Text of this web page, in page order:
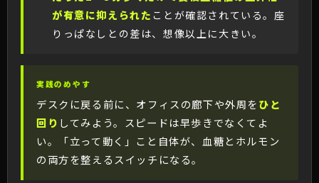
が有意に抑えられた ことが確認されている。座
りっぱなしとの差は、想像以上に大きい。
実践のめやす
デスクに戻る前に、オフィスの廊下や外周をひと
回り してみよう。スピードは早歩きでなくてよ
い。「立って動く」こと自体が、血糖とホルモン
の両方を整えるスイッチになる。